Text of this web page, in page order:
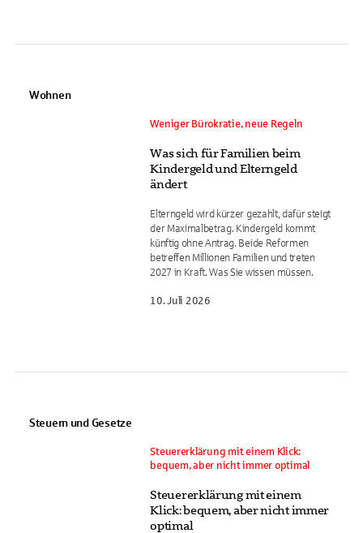
Wohnen
Weniger Bürokratie, neue Regeln
Was sich für Familien beim
Kindergeld und Elterngeld
ändert
Elterngeld wird kürzer gezahlt, dafür steigt
der Maximalbetrag. Kindergeld kommt
künftig ohne Antrag. Beide Reformen
betreffen Millionen Familien und treten
2027 in Kraft. Was Sie wissen müssen.
10. Juli 2026
Steuern und Gesetze
Steuererklärung mit einem Klick:
bequem, aber nicht immer optimal
Steuererklärung mit einem
Klick: bequem, aber nicht immer
optimal